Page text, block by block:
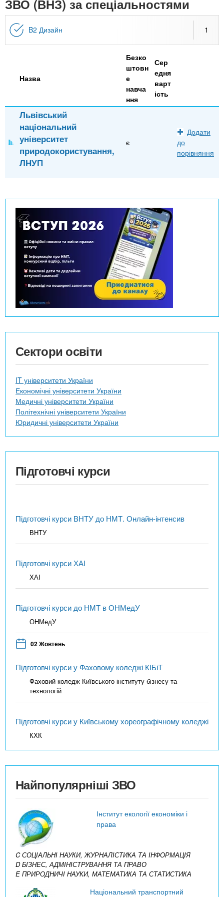
n
t
s
i
n
o
и
а
д
За кордоном
ЗВО (ВНЗ) за спеціальностями
B2 Дизайн 1
Назва
Безко
штовн
е
навча
ння
Сер
едня
варт
ість
Львівський
національний
університет
природокористування,
ЛНУП
є
Додати
до
порівняння
Сектори освіти
IT університети України
Економічні університети України
Медичні університети України
Політехнічні університети України
Юридичні університети України
Підготовчі курси
Підготовчі курси ВНТУ до НМТ. Онлайн-інтенсив
ВНТУ
Підготовчі курси ХАІ
ХАІ
Підготовчі курси до НМТ в ОНМедУ
ОНМедУ
02 Жовтень
Підготовчі курси у Фаховому коледжі КІБіТ
Фаховий коледж Київського інституту бізнесу та
технологій
Підготовчі курси у Київському хореографічному коледжі
КХК
Найпопулярніші ЗВО
Інститут екології економіки і
права
C СОЦІАЛЬНІ НАУКИ, ЖУРНАЛІСТИКА ТА ІНФОРМАЦІЯ
D БІЗНЕС, АДМІНІСТРУВАННЯ ТА ПРАВО
E ПРИРОДНИЧІ НАУКИ, МАТЕМАТИКА ТА СТАТИСТИКА
Національний транспортний